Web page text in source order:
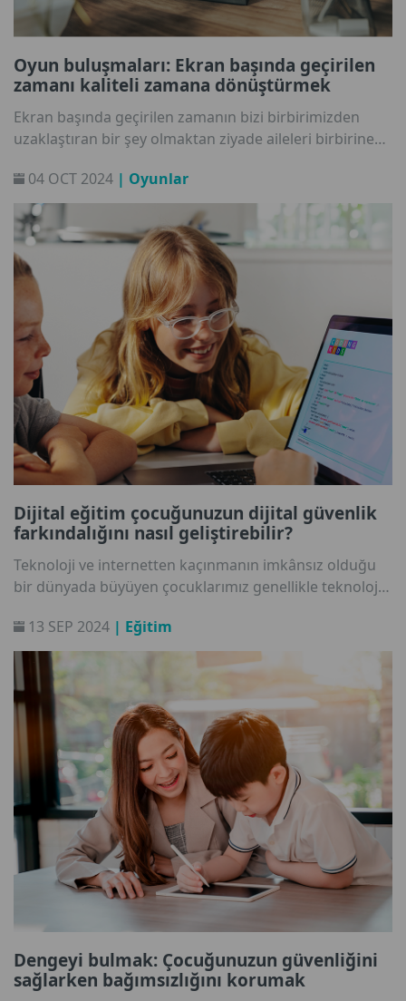
Oyun buluşmaları: Ekran başında geçirilen
zamanı kaliteli zamana dönüştürmek
Ekran başında geçirilen zamanın bizi birbirimizden
uzaklaştıran bir şey olmaktan ziyade aileleri birbirine
muydunuz? Çocuklarımızla teknoloji aracılığıyla
etkileşime geçerek yalnız veya pasif faaliyetler gibi
görünen şeylere ayırdıkları vakti, yaratıcılığı ve daha
derin bağları teşvik eden ortak deneyimlere
dönüştürebiliriz. Nasıl mı? İşte hem eğlenceli hem de
eğitici oyun buluşmaları için bazı ipuçları.
04 OCT 2024 | Oyunlar
Dijital eğitim çocuğunuzun dijital güvenlik
farkındalığını nasıl geliştirebilir?
Teknoloji ve internetten kaçınmanın imkânsız olduğu
bir dünyada büyüyen çocuklarımız genellikle teknoloji
düşündüğümüz kadar bilişim konusunda bilinçli
midirler? Çocukların dijital eğitimine odaklanan
girişimlerde yer alan Accenture'dan Alena Kanabová ile
konuştuk. Çocuklarımızın becerilerinin gerçekte nasıl
olduğuna ve bunları geliştirmek için hangi adımların
atılabileceğine dair görüşlerine göz atalım.
13 SEP 2024 | Eğitim
Dengeyi bulmak: Çocuğunuzun güvenliğini
sağlarken bağımsızlığını korumak